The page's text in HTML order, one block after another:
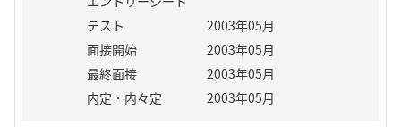
テスト
2003年05月
面接開始
2003年05月
最終面接
2003年05月
内定・内々定
2003年05月